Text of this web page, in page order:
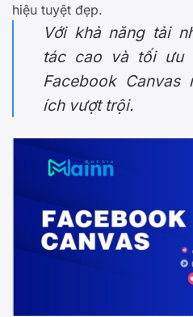
hiệu tuyệt đẹp.
Với khả năng tải
tác cao và tối ưu
Facebook
ích vượt trội.